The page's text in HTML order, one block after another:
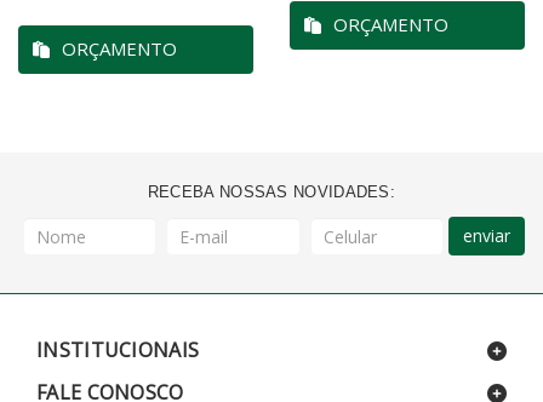
ORÇAMENTO
ORÇAMENTO
RECEBA NOSSAS NOVIDADES:
enviar
INSTITUCIONAIS
FALE CONOSCO